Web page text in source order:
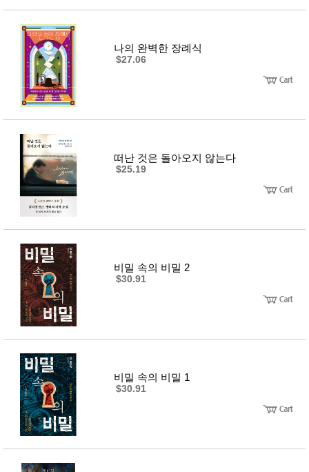
DIY
유아 이
유식
아기띠/
외출용
품
건강/미
용/식기
용품
성장발
달교육
용품
어른내
의
유/아동
내의
가방/지
갑/케이
패션/잡
화
세탁세
제
일상 돋
보기
침구용
품
실/청소
용품
WALL
DECO
Pet
Supplies
화
공연/행
나의 완벽한 장례식
$27.06
떠난 것은 돌아오지 않는다
$25.19
비밀 속의 비밀 2
$30.91
비밀 속의 비밀 1
$30.91